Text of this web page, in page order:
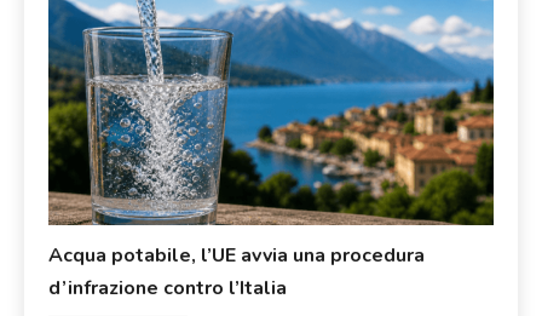
Acqua potabile, l’UE avvia una procedura
d’infrazione contro l’Italia